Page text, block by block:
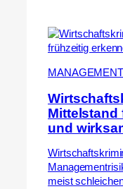
MANAGEMENT
Mittelstand
und
meist